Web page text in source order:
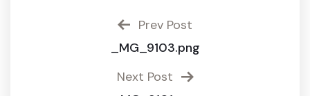
Prev Post
_MG_9103.png
Next Post